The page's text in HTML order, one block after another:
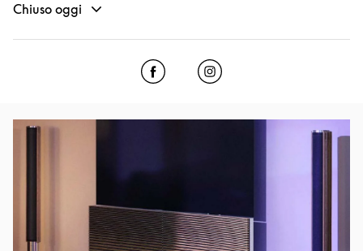
Chiuso oggi
Click to open Facebook
Link Opens in New Tab
Click to open Instagram
Link Opens in New Tab
Immagine evento